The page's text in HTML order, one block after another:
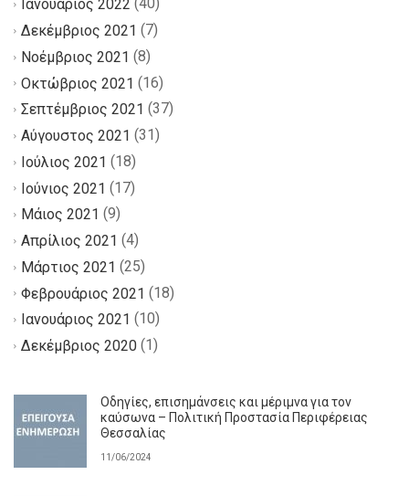
Ιανουάριος 2022
Δεκέμβριος 2021 (7)
Νοέμβριος 2021 (8)
Οκτώβριος 2021 (16)
Σεπτέμβριος 2021 (37)
Αύγουστος 2021 (31)
Ιούλιος 2021 (18)
Ιούνιος 2021 (17)
Μάιος 2021 (9)
Απρίλιος 2021 (4)
Μάρτιος 2021 (25)
Φεβρουάριος 2021 (18)
Ιανουάριος 2021 (10)
Δεκέμβριος 2020 (1)
Οδηγίες, επισημάνσεις και μέριμνα για τον
καύσωνα – Πολιτική Προστασία Περιφέρειας
Θεσσαλίας
11/06/2024